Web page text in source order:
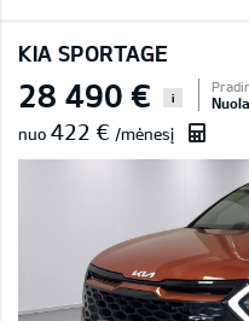
KIA SPORTAGE
28 490 € i
nuo 422 € /mėnesį